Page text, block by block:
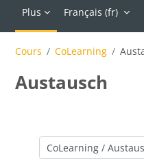
Plus Français ‎(fr)‎
Cours CoLearning
Austausch
Catégories de cours